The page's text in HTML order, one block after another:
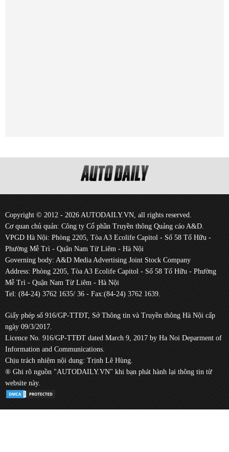
Copyright © 2012 - 2026 AUTODAILY.VN, all rights reserved.
Cơ quan chủ quản: Công ty Cổ phần Truyền thông Quảng cáo A&D.
VPGD Hà Nội: Phòng 2205, Tòa A3 Ecolife Capitol - Số 58 Tố Hữu -
Phường Mễ Trì - Quận Nam Từ Liêm - Hà Nội
Governing body: A&D Media Advertising Joint Stock Company
Address: Phòng 2205, Tòa A3 Ecolife Capitol - Số 58 Tố Hữu - Phường
Mễ Trì - Quận Nam Từ Liêm - Hà Nội
Tel: (84-24) 3762 1635/ 36 - Fax:(84-24) 3762 1639.
Giấy phép số 916/GP-TTĐT, Sở Thông tin và Truyền thông Hà Nội cấp
ngày 09/3/2017.
Licence No. 916/GP-TTĐT dated March 9, 2017 by Ha Noi Deparment of
Information and Communications.
Chịu trách nhiệm nội dung: Trịnh Lê Hùng.
® Ghi rõ nguồn "AUTODAILY.VN" khi bạn phát hành lại thông tin từ
website này.